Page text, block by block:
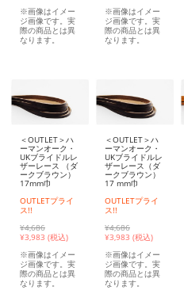
※画像はイメー
ジ画像です。実
際の商品とは異
なります。
※画像はイメー
ジ画像です。実
際の商品とは異
なります。
＜OUTLET＞ハ
ーマンオーク・
UKブライドルレ
ザーレース （ダ
ークブラウン）
17mm巾
OUTLETプライ
ス!!
¥4,686
¥3,983 (税込)
※画像はイメー
ジ画像です。実
際の商品とは異
なります。
＜OUTLET＞ハ
ーマンオーク・
UKブライドルレ
ザーレース（ダ
ークブラウン）
17 mm巾
OUTLETプライ
ス!!
¥4,686
¥3,983 (税込)
※画像はイメー
ジ画像です。実
際の商品とは異
なります。